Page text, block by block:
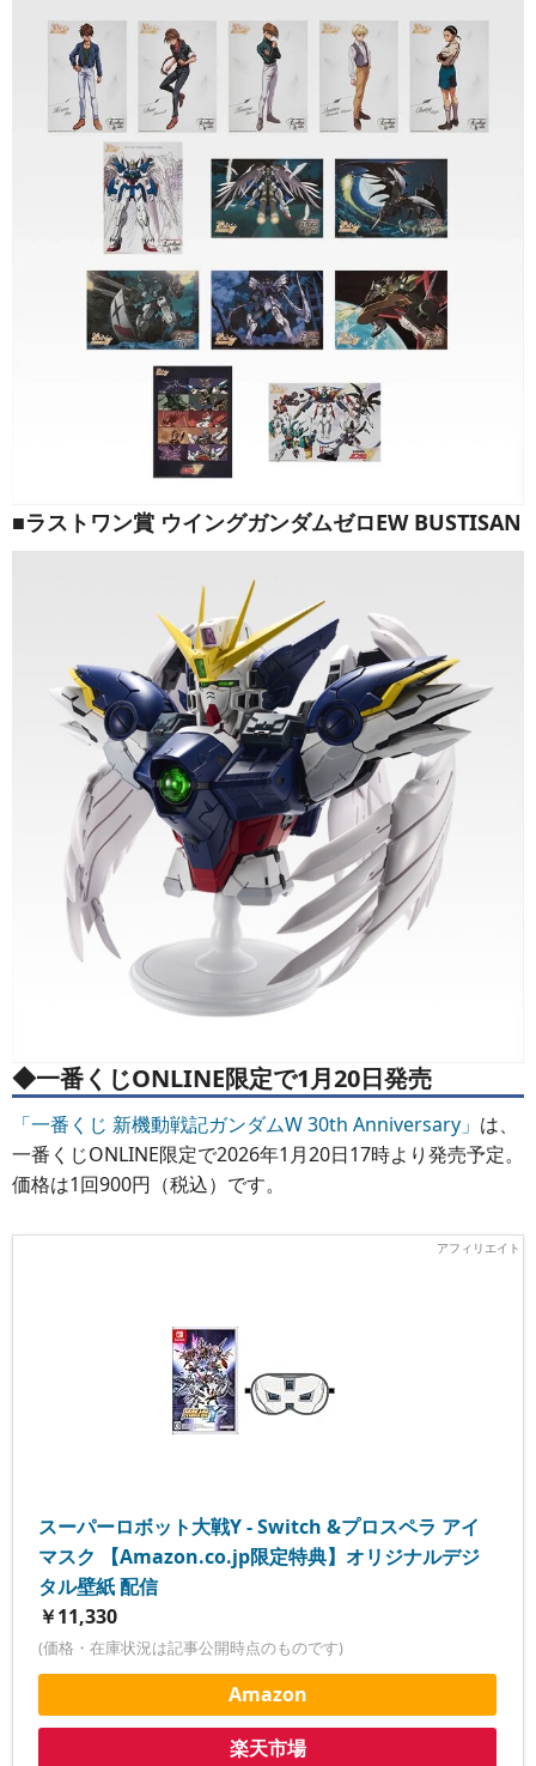
■ラストワン賞 ウイングガンダムゼロEW BUSTISAN
◆一番くじONLINE限定で1月20日発売
「一番くじ 新機動戦記ガンダムW 30th Anniversary」 は、
一番くじONLINE限定で2026年1月20日17時より発売予定。
価格は1回900円（税込）です。
スーパーロボット大戦Y - Switch &プロスペラ アイ
マスク 【Amazon.co.jp限定特典】オリジナルデジ
タル壁紙 配信
￥11,330
(価格・在庫状況は記事公開時点のものです)
Amazon
楽天市場